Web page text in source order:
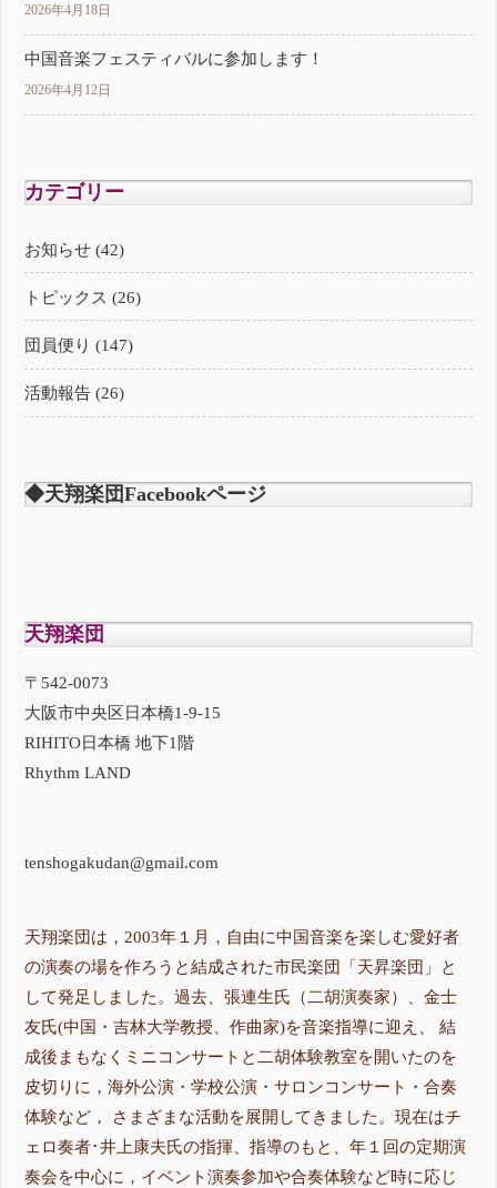
2026年4月18日
中国音楽フェスティバルに参加します！
2026年4月12日
カテゴリー
お知らせ (42)
トピックス (26)
団員便り (147)
活動報告 (26)
◆天翔楽団Facebookページ
天翔楽団
〒542-0073
大阪市中央区日本橋1-9-15
RIHITO日本橋 地下1階
Rhythm LAND
tenshogakudan@gmail.com
天翔楽団は，2003年１月，自由に中国音楽を楽しむ愛好者
の演奏の場を作ろうと結成された市民楽団「天昇楽団」と
して発足しました。過去、張連生氏（二胡演奏家）、金士
友氏(中国・吉林大学教授、作曲家)を音楽指導に迎え、 結
成後まもなくミニコンサートと二胡体験教室を開いたのを
皮切りに，海外公演・学校公演・サロンコンサート・合奏
体験など， さまざまな活動を展開してきました。現在はチ
ェロ奏者･井上康夫氏の指揮、指導のもと、年１回の定期演
奏会を中心に，イベント演奏参加や合奏体験など時に応じ